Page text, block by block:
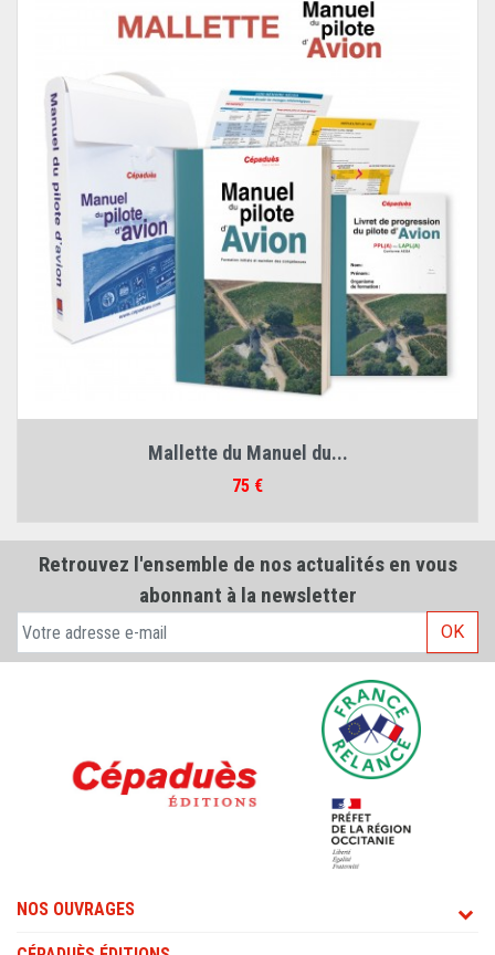
Mallette du Manuel du...
Prix
75 €
Retrouvez l'ensemble de nos actualités en vous
abonnant à la newsletter
OK
NOS OUVRAGES